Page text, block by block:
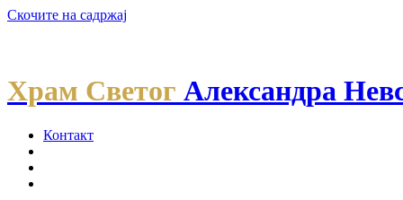
Скочите на садржај
Храм Светог Александра
Контакт